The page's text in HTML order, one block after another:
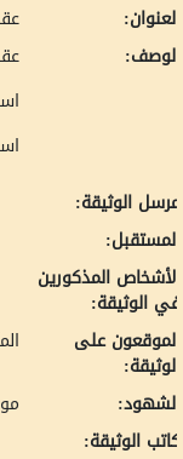
الوثيقة:
المذكورين
الوثيقة:
على
الوثيقة: